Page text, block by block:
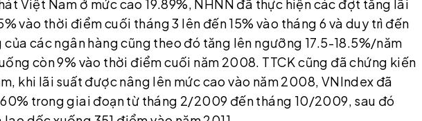
Việt Nam ở mức cao 19.89%, NHNN đã thực hiện các đợt tăng lãi
vào thời điểm cuối tháng 3 lên đến 15% vào tháng 6 và duy trì đến
các ngân hàng cũng theo đó tăng lên ngưỡng 17.5-18.5%/năm
còn 9% vào thời điểm cuối năm 2008. TTCK cũng đã chứng kiến
khi lãi suất được nâng lên mức cao vào năm 2008, VNIndex đã
trong giai đoạn từ tháng 2/2009 đến tháng 10/2009, sau đó